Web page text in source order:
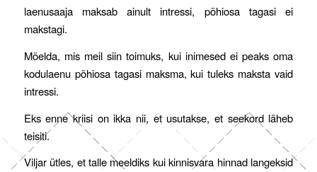
laenusaaja maksab ainult intressi, põhiosa tagasi ei
makstagi.
Mõelda, mis meil siin toimuks, kui inimesed ei peaks oma
kodulaenu põhiosa tagasi maksma, kui tuleks maksta vaid
intressi.
Eks enne kriisi on ikka nii, et usutakse, et seekord läheb
teisiti.
Viljar ütles, et talle meeldiks kui kinnisvara hinnad langeksid